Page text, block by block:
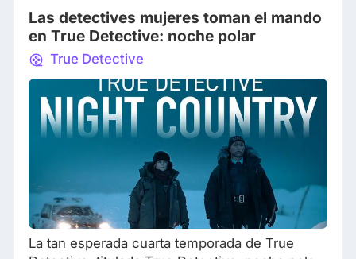
Las detectives mujeres toman el mando
en True Detective: noche polar
True Detective
La tan esperada cuarta temporada de True